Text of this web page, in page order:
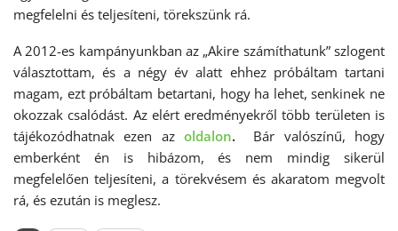
megfelelni és teljesíteni, törekszünk rá.
A 2012-es kampányunkban az „Akire számíthatunk” szlogent
választottam, és a négy év alatt ehhez próbáltam tartani
magam, ezt próbáltam betartani, hogy ha lehet, senkinek ne
okozzak csalódást. Az elért eredményekről több területen is
tájékozódhatnak ezen az oldalon. Bár valószínű, hogy
emberként én is hibázom, és nem mindig sikerül
megfelelően teljesíteni, a törekvésem és akaratom megvolt
rá, és ezután is meglesz.